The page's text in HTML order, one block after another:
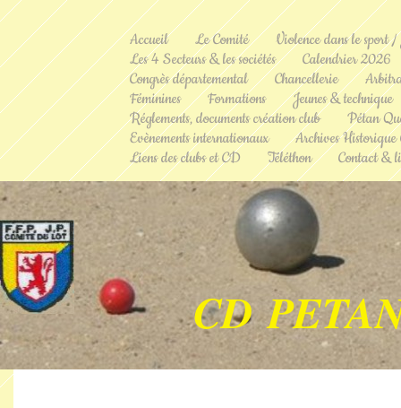
Accueil Le Comité
Violence dans le sport
Les 4 Secteurs & les sociétés
Calendrier 2026
Congrès départemental
Chancellerie
Féminines
Formations
Jeunes & technique
Réglements, documents création club
Pétan
Evènements internationaux
Archives
Liens des clubs et CD
Téléthon Contact &
CD